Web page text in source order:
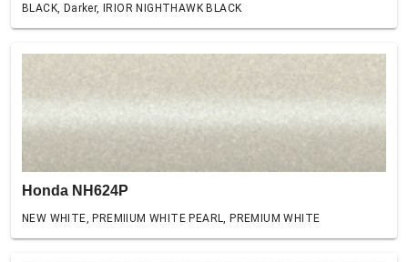
BLACK, Darker, IRIOR NIGHTHAWK BLACK
Honda NH624P
NEW WHITE, PREMIIUM WHITE PEARL, PREMIUM WHITE